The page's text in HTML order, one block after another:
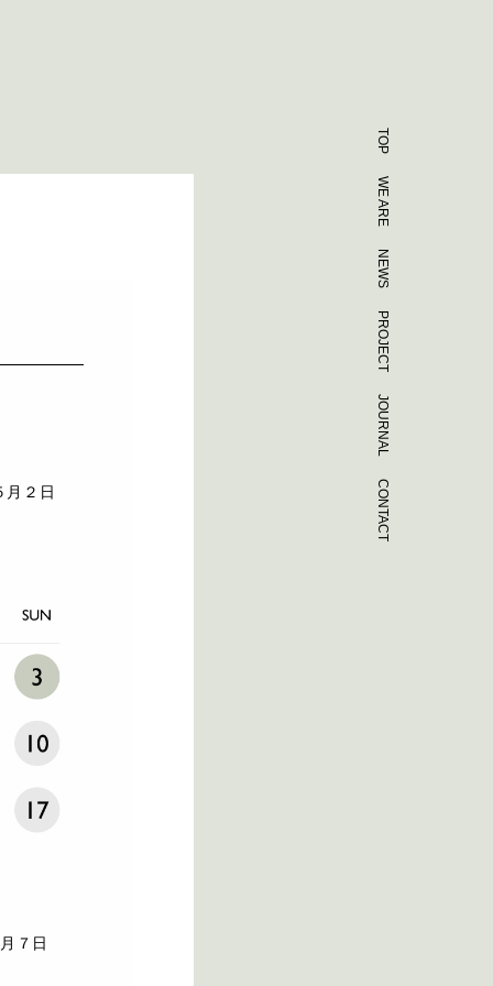
TOP
WE ARE
NEWS
PROJECT
JOURNAL
CONTACT
月２日
７日